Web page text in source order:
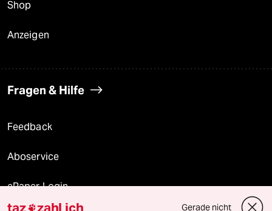
Shop
Anzeigen
Fragen & Hilfe
Feedback
Aboservice
ePaper Login
taz zahl ich Gerade nicht